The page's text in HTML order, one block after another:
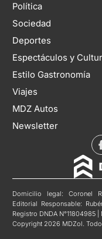
Política
Sociedad
Deportes
Espectáculos y
Estilo Gastronomía
Viajes
MDZ Autos
Newsletter
Domicilio legal: Coronel
Editorial Responsable:
Registro DNDA
Copyright 2026 MDZol.